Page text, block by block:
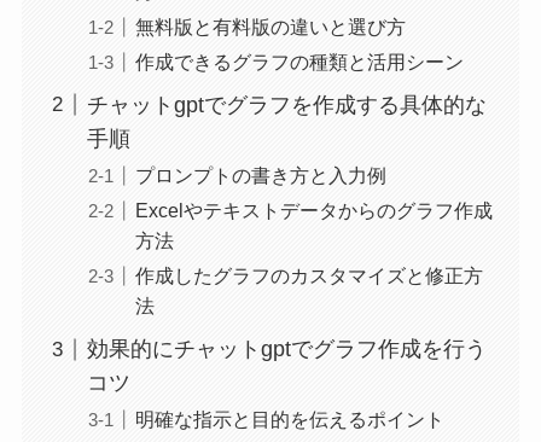
無料版と有料版の違いと選び方
作成できるグラフの種類と活用シーン
チャットgptでグラフを作成する具体的な
手順
プロンプトの書き方と入力例
Excelやテキストデータからのグラフ作成
方法
作成したグラフのカスタマイズと修正方
法
効果的にチャットgptでグラフ作成を行う
コツ
明確な指示と目的を伝えるポイント